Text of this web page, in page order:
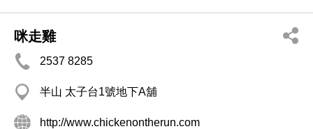
咪走雞
2537 8285
半山 太子台1號地下A舖
http://www.chickenontherun.com